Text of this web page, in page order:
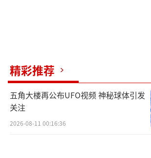
精彩推荐
五角大楼再公布UFO视频 神秘球体引发
关注
2026-08-11 00:16:36